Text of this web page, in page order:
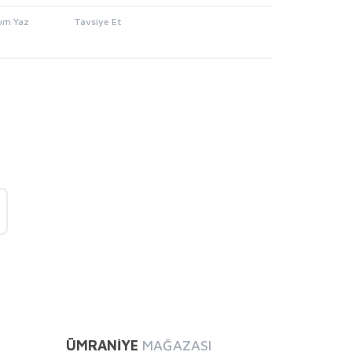
Yaz Tavsiye Et
ÜMRANİYE MAĞAZASI